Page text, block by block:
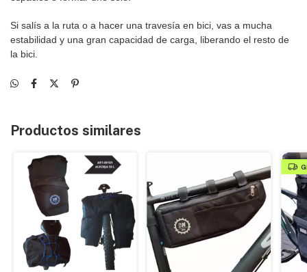
Si salís a la ruta o a hacer una travesía en bici, vas a mucha
estabilidad y una gran capacidad de carga, liberando el resto de
la bici.
Productos similares